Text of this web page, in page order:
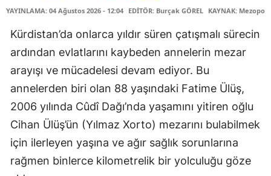
YAYINLAMA: 04 Ağustos 2026 - 12:04 EDİTÖR: Burçak GÖREL KAYNAK:
Kürdistan’da onlarca yıldır süren çatışmalı sürecin
ardından evlatlarını kaybeden annelerin mezar
arayışı ve mücadelesi devam ediyor. Bu
annelerden biri olan 88 yaşındaki Fatime Ülüş,
2006 yılında Cûdî Dağı’nda yaşamını yitiren oğlu
Cihan Ülüş’ün (Yılmaz Xorto) mezarını bulabilmek
için ilerleyen yaşına ve ağır sağlık sorunlarına
rağmen binlerce kilometrelik bir yolculuğu göze